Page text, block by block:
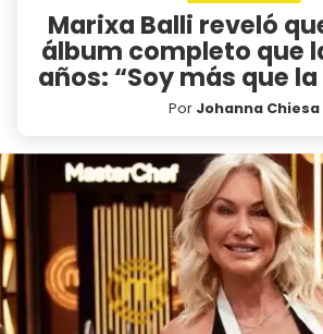
Marixa Balli reveló
álbum completo que
años: “Soy más que
Por Johanna Chiesa